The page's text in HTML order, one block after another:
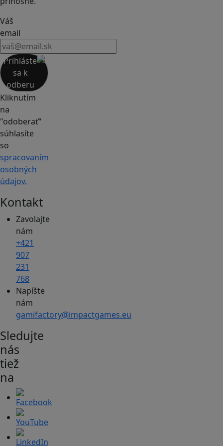
Váš
email
Prihláste
sa k
odberu
Kliknutím
na
"odoberať"
súhlasíte
so
spracovaním
osobných
údajov.
Kontakt
Zavolajte
nám
+421
907
231
768
Napíšte
nám
gamifactory@impactgames.eu
Sledujte
nás
tiež
na